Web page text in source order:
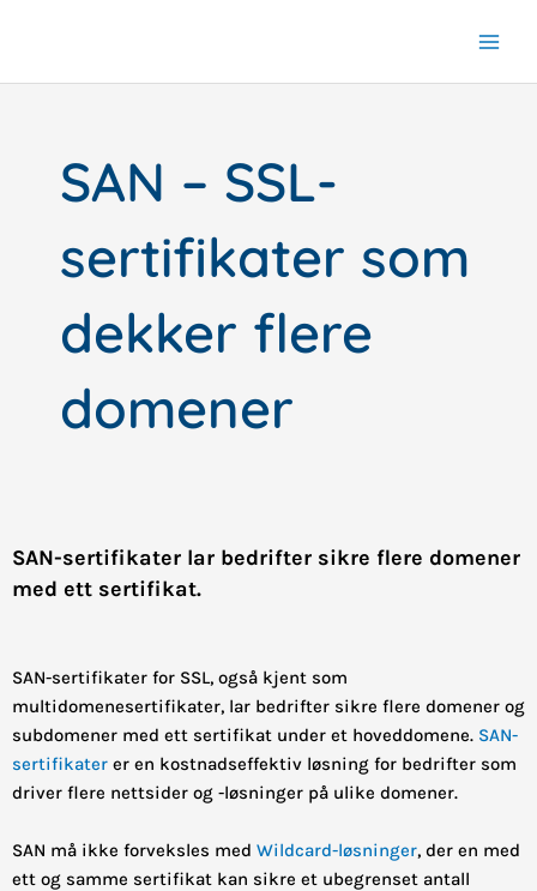
SAN – SSL-
sertifikater som
dekker flere
domener
SAN-sertifikater lar bedrifter sikre flere domener
med ett sertifikat.
SAN-sertifikater for SSL, også kjent som
multidomenesertifikater, lar bedrifter sikre flere domener og
subdomener med ett sertifikat under et hoveddomene. SAN-
sertifikater er en kostnadseffektiv løsning for bedrifter som
driver flere nettsider og -løsninger på ulike domener.
SAN må ikke forveksles med Wildcard-løsninger, der en med
ett og samme sertifikat kan sikre et ubegrenset antall